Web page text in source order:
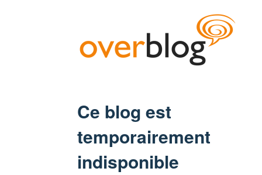
Ce blog est
temporairement
indisponible